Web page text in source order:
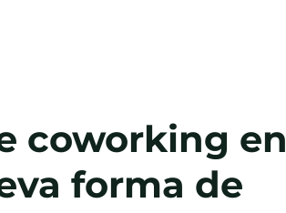
coworking en
forma de